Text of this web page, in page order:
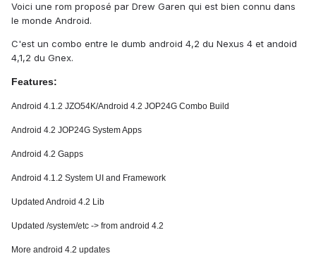
Voici une rom proposé par Drew Garen qui est bien connu dans
le monde Android.
C'est un combo entre le dumb android 4,2 du Nexus 4 et andoid
4,1,2 du Gnex.
Features:
Android 4.1.2 JZO54K/Android 4.2 JOP24G Combo Build
Android 4.2 JOP24G System Apps
Android 4.2 Gapps
Android 4.1.2 System UI and Framework
Updated Android 4.2 Lib
Updated /system/etc -> from android 4.2
More android 4.2 updates